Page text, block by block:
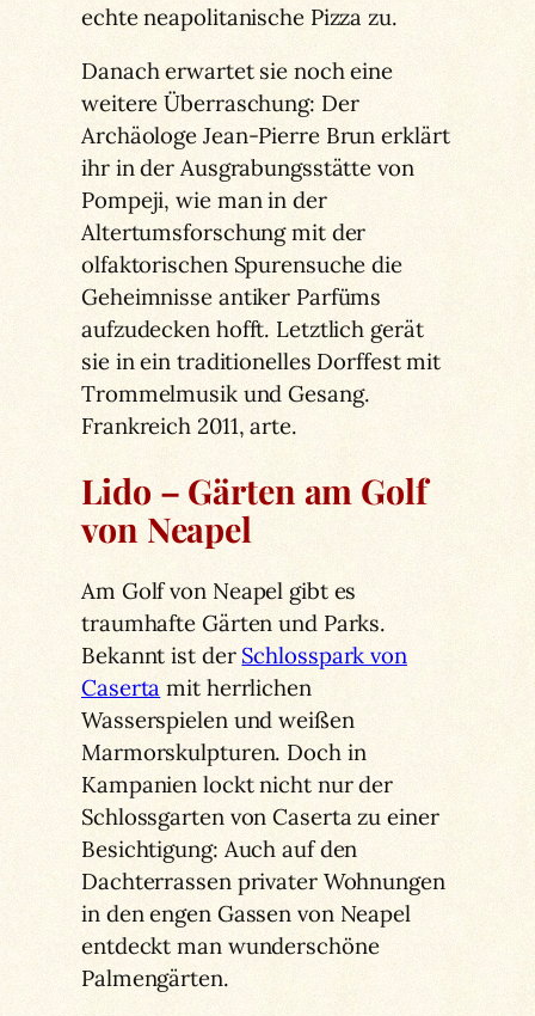
echte neapolitanische Pizza zu.
Danach erwartet sie noch eine
weitere Überraschung: Der
Archäologe Jean-Pierre Brun erklärt
ihr in der Ausgrabungsstätte von
Pompeji, wie man in der
Altertumsforschung mit der
olfaktorischen Spurensuche die
Geheimnisse antiker Parfüms
aufzudecken hofft. Letztlich gerät
sie in ein traditionelles Dorffest mit
Trommelmusik und Gesang.
Frankreich 2011, arte.
Lido – Gärten am Golf
von Neapel
Am Golf von Neapel gibt es
traumhafte Gärten und Parks.
Bekannt ist der Schlosspark von
Caserta mit herrlichen
Wasserspielen und weißen
Marmorskulpturen. Doch in
Kampanien lockt nicht nur der
Schlossgarten von Caserta zu einer
Besichtigung: Auch auf den
Dachterrassen privater Wohnungen
in den engen Gassen von Neapel
entdeckt man wunderschöne
Palmengärten.